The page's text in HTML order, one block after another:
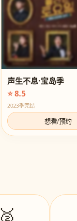
声生不息·宝岛季
⭐ 8.5
2023季完结
想看/预约
🥈